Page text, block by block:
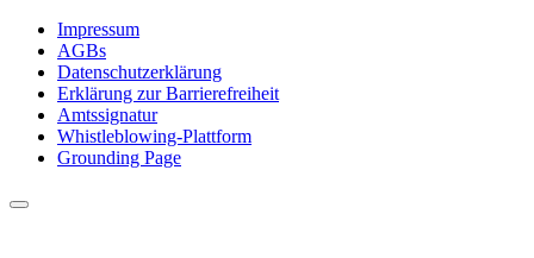
Impressum
AGBs
Datenschutzerklärung
Erklärung zur Barrierefreiheit
Amtssignatur
Whistleblowing-Plattform
Grounding Page